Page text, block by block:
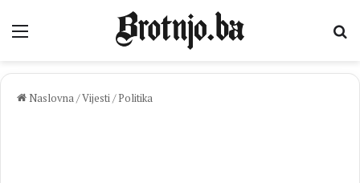
Izbornik
Naslovna/Vijesti/ Politika